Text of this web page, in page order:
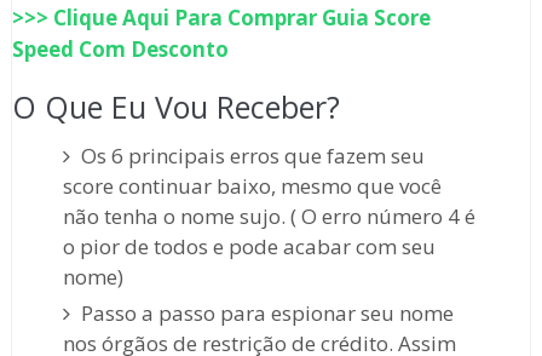
>>> Clique Aqui Para Comprar Guia Score
Speed Com Desconto
O Que Eu Vou Receber?
Os 6 principais erros que fazem seu
score continuar baixo, mesmo que você
não tenha o nome sujo. ( O erro número 4 é
o pior de todos e pode acabar com seu
nome)
Passo a passo para espionar seu nome
nos órgãos de restrição de crédito. Assim